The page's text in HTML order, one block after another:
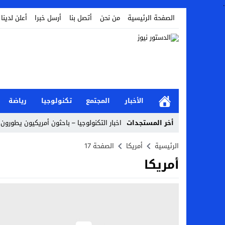
.
الصفحة الرئيسية
من نحن أتصل بنا أرسل خبرا أعلن لدينا
الأخبار المجتمع تكنولوجيا رياضة
أخر المستجدات اخبار التكنولوجيا – باحثون أمريكيون
أخبار الفن – ب الفن – إسعاد يونس: عادل
الرئيسية أمريكا الصفحة 17
أمريكا